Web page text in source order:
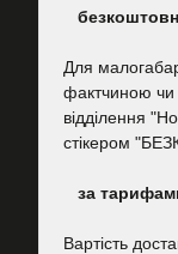
Для
фактчиною чи
відділення
стікером
за
Вартість